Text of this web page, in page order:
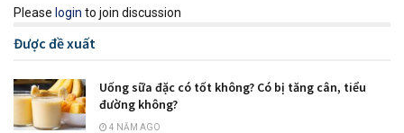
Please login to join discussion
Được đề xuất
Uống sữa đặc có tốt không? Có bị tăng cân, tiểu
đường không?
4 NĂM AGO